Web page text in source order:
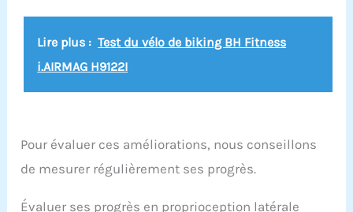
Lire plus : Test du vélo de biking BH Fitness
i.AIRMAG H9122I
Pour évaluer ces améliorations, nous conseillons
de mesurer régulièrement ses progrès.
Évaluer ses progrès en proprioception latérale